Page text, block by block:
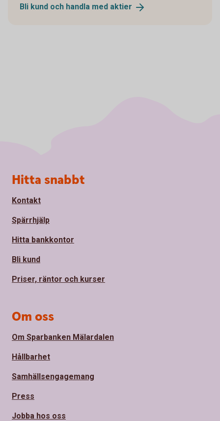
Bli kund och handla med aktier
Sidfot
Hitta snabbt
Kontakt
Spärrhjälp
Hitta bankkontor
Bli kund
Priser, räntor och kurser
Om oss
Om Sparbanken Mälardalen
Hållbarhet
Samhällsengagemang
Press
Jobba hos oss